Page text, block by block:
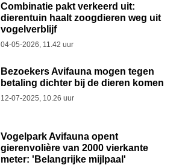
Combinatie pakt verkeerd uit:
dierentuin haalt zoogdieren weg uit
vogelverblijf
04-05-2026, 11.42 uur
Bezoekers Avifauna mogen tegen
betaling dichter bij de dieren komen
12-07-2025, 10.26 uur
Vogelpark Avifauna opent
gierenvolière van 2000 vierkante
meter: 'Belangrijke mijlpaal'